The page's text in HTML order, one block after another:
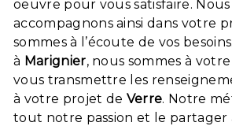
oeuvre pour vous satisfaire.
accompagnons ainsi dans votre
sommes à l’écoute de vos
à Marignier, nous sommes à
vous transmettre les
à votre projet de Verre. Notre
tout notre passion et le partager